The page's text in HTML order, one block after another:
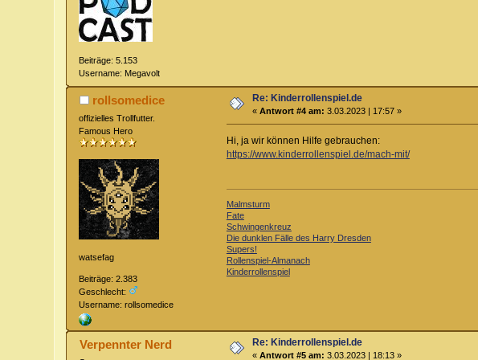
Beiträge: 5.153
Username: Megavolt
rollsomedice
offizielles Trollfutter.
Famous Hero
watsefag
Beiträge: 2.383
Geschlecht:
Username: rollsomedice
Re: Kinderrollenspiel.de
«Antwort #4 am: 3.03.2023 | 17:57 »
Hi, ja wir können Hilfe gebrauchen:
https://www.kinderrollenspiel.de/mach-mit/
Malmsturm
Fate
Schwingenkreuz
Die dunklen Fälle des Harry Dresden
Supers!
Rollenspiel-Almanach
Kinderrollenspiel
Verpennter Nerd Re: Kinderrollenspiel.de
«Antwort #5 am: 3.03.2023 | 18:13 »